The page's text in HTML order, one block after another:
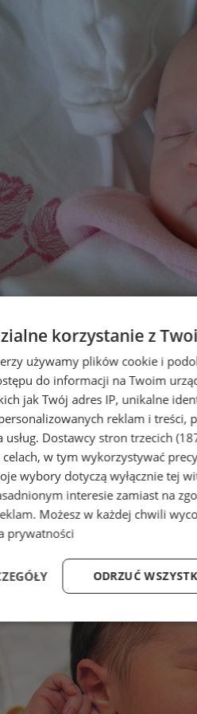
korzystanie z
używamy plików cookie i
do informacji na Twoim
jak Twój adres IP, unikalne
reklam i treści,
usług. Dostawcy stron trzecich
w tym wykorzystywać
wybory dotyczą wyłącznie tej
interesie zamiast na
. Możesz w każdej chwili
prywatności
ODRZUĆ
Wydajność